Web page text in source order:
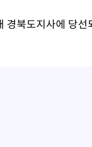
경북도지사에 당